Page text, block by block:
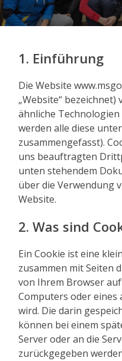
1. Einführung
Die Website
„Website“
ähnliche
werden alle diese
zusammengefasst).
uns beauftragten
unten stehendem
über die Verwendung
Website.
2. Was sind
Ein Cookie ist eine
zusammen mit Seiten
von Ihrem Browser
Computers oder eines
wird. Die darin
können bei einem
Server oder an die
zurückgegeben